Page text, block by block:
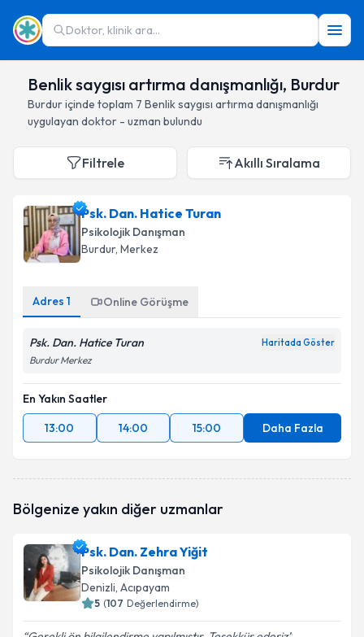
Doktor, klinik ara...
Benlik saygısı artırma danışmanlığı, Burdur
Burduriçinde toplam 7 Benlik saygısı artırma danışmanlığı
uygulayan doktor - uzman bulundu
Filtrele Akıllı Sıralama
Psk. Dan. Hatice Turan
Psikolojik Danışman
Burdur, Merkez
Adres 1 Online Görüşme
Psk. Dan. Hatice Turan Haritada Göster
Burdur Merkez
En Yakın Saatler
13:00
14:00 15:00 Daha Fazla
Bölgenize yakın diğer uzmanlar
Psk. Dan. Zehra Yiğit
Psikolojik Danışman
Denizli, Acıpayam
5 (107 Değerlendirme)